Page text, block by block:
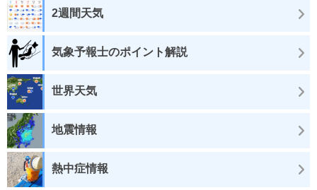
2週間天気
気象予報士のポイント解説
世界天気
地震情報
熱中症情報